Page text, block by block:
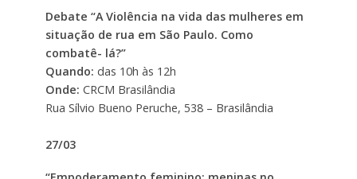
Debate “A Violência na vida das mulheres em
situação de rua em São Paulo. Como
combatê- lá?”
Quando: das 10h às 12h
Onde: CRCM Brasilândia
Rua Sílvio Bueno Peruche, 538 – Brasilândia
27/03